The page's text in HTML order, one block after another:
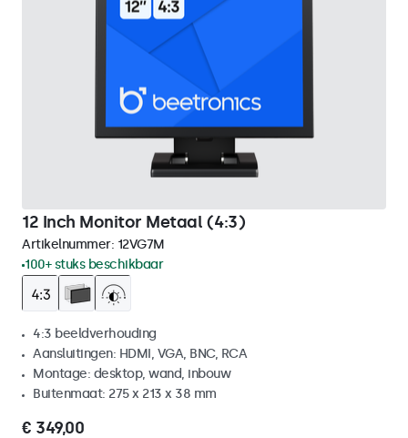
12 Inch Monitor Metaal (4:3)
Artikelnummer: 12VG7M
100+ stuks beschikbaar
4:3 beeldverhouding
Aansluitingen: HDMI, VGA, BNC, RCA
Montage: desktop, wand, inbouw
Buitenmaat: 275 x 213 x 38 mm
€ 349,00